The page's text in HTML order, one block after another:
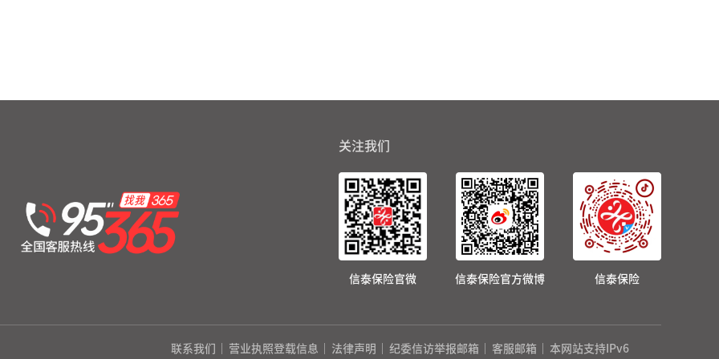
关注我们
信泰保险官微 信泰保险官方微博 信泰保险
联系我们 营业执照登载信息 法律声明 纪委信访举报邮箱 客服邮箱 本网站支持IPv6